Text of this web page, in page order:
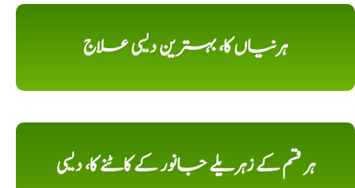
ہرنیاں کا، بہترین دیسی علاج
ہر قسم کے زہریلے جانور کے کاٹنے کا، دیسی